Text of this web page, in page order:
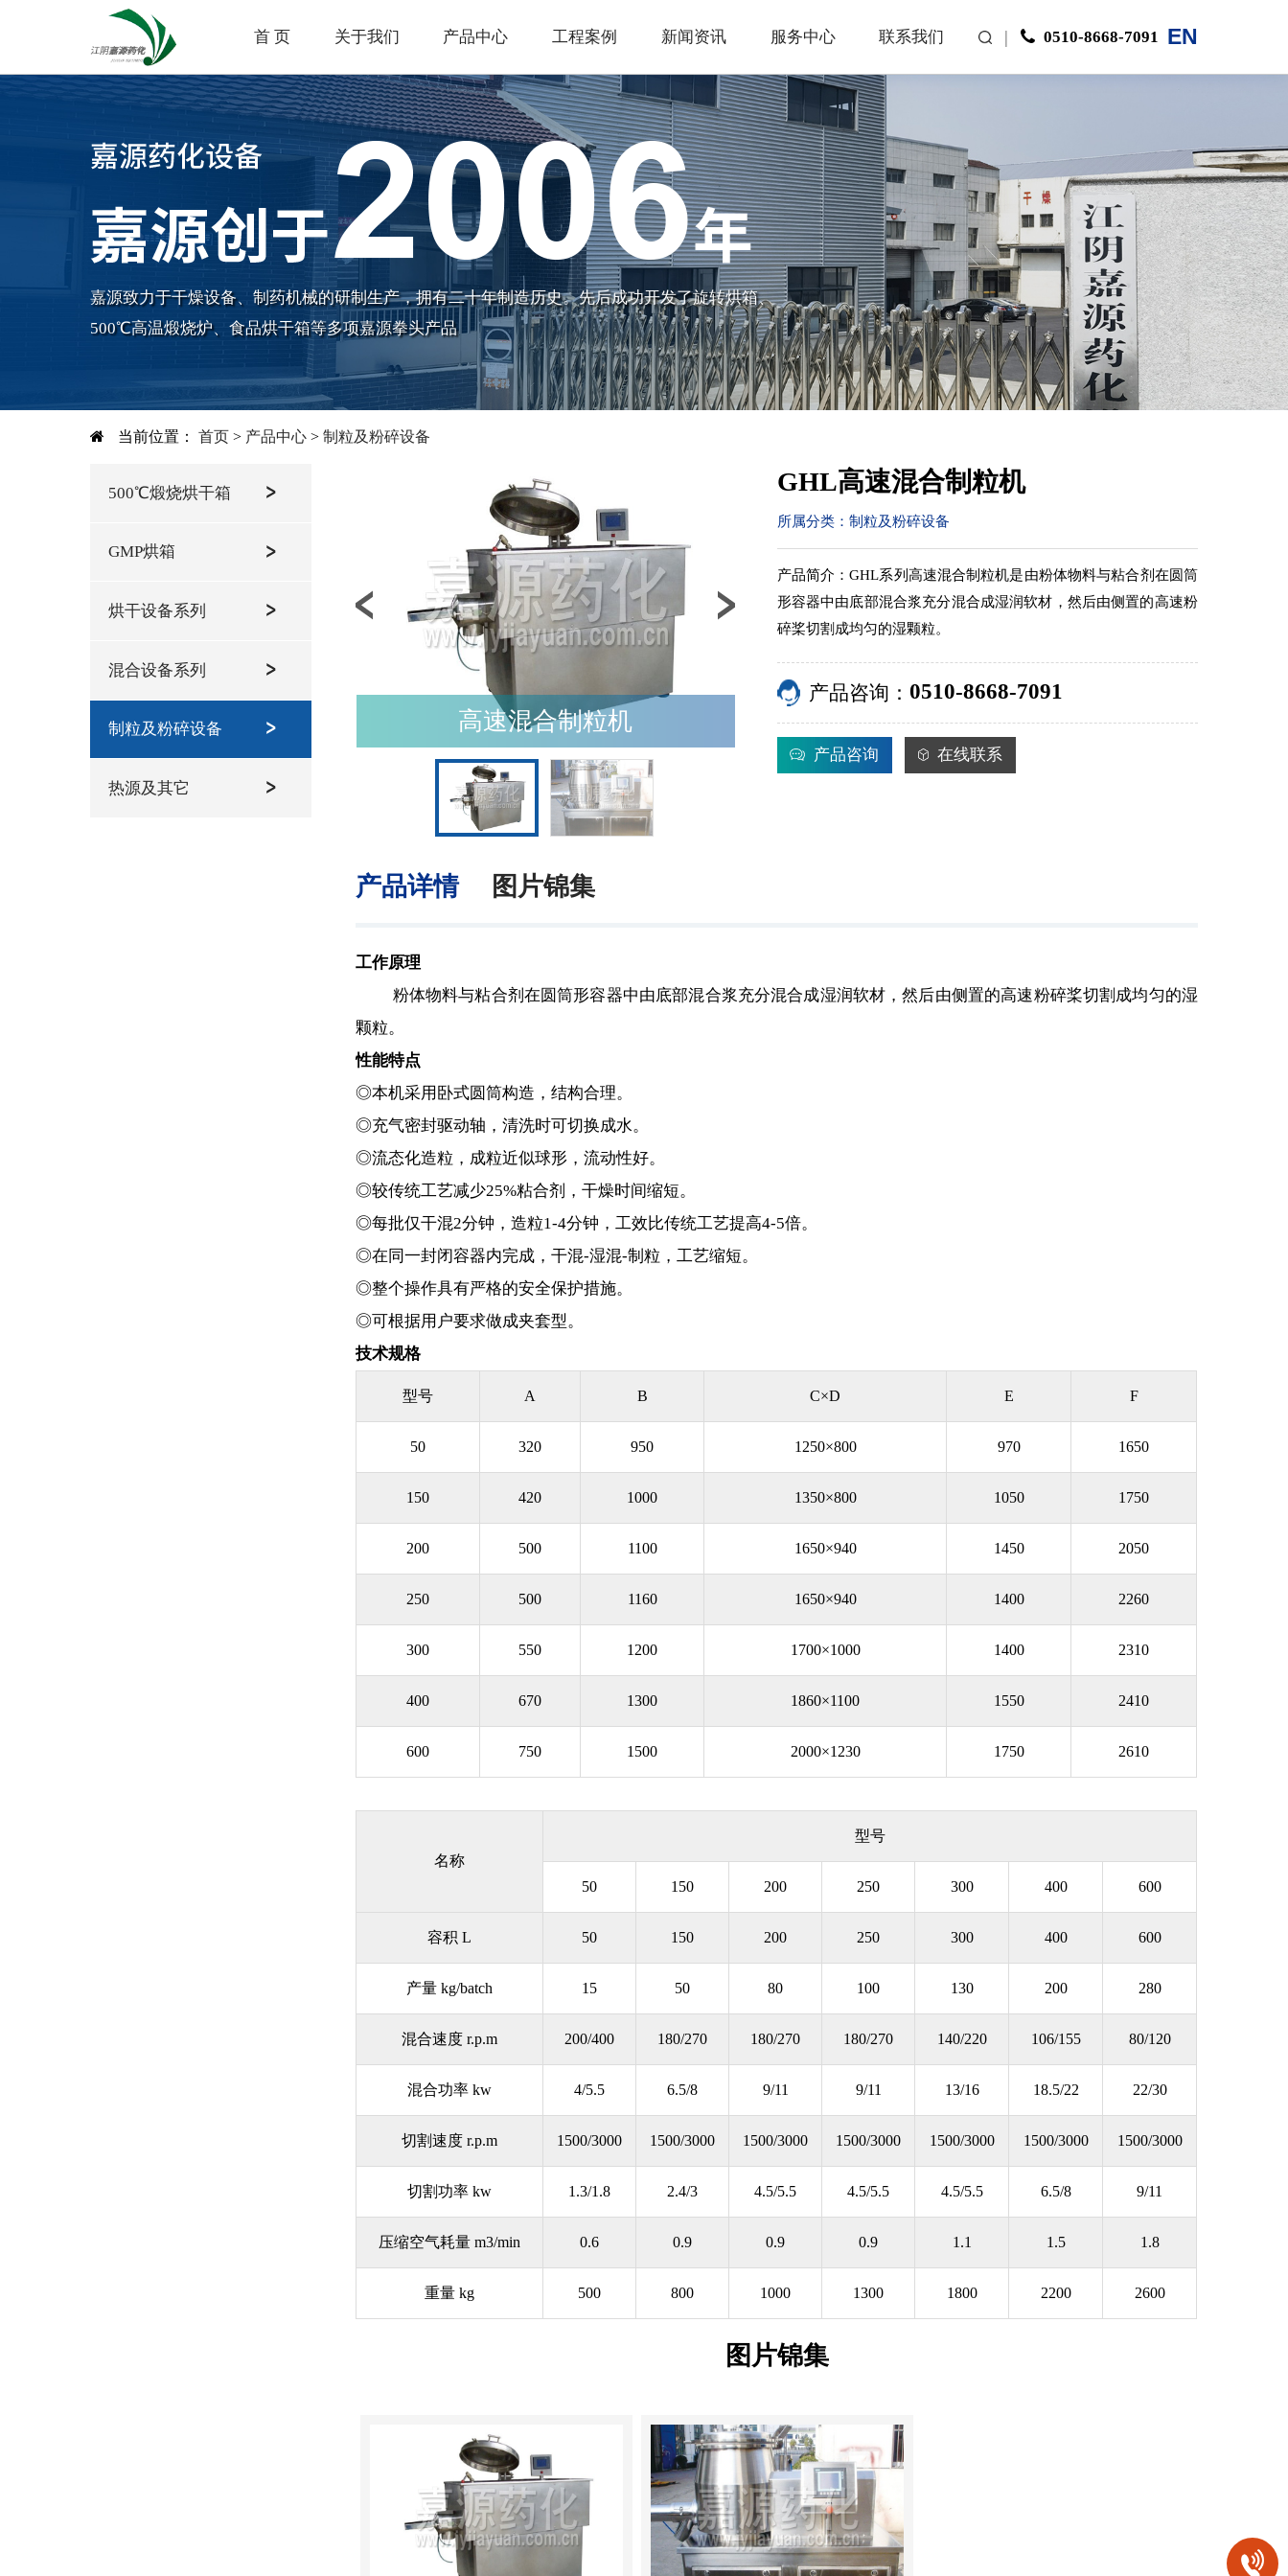
EN
0510-8668-7091
|
首 页 关于我们 产品中心 工程案例 新闻资讯 服务中心 联系我们
嘉源致力于干燥设备、制药机械的研制生产，拥有二十年制造历史。先后成功开发了旋转烘箱、
500℃高温煅烧炉、食品烘干箱等多项嘉源拳头产品
当前位置： 首页 > 产品中心> 制粒及粉碎设备
500℃煅烧烘干箱
GMP烘箱
烘干设备系列
混合设备系列
制粒及粉碎设备
热源及其它
GHL高速混合制粒机
所属分类： 制粒及粉碎设备
产品简介：GHL系列高速混合制粒机是由粉体物料与粘合剂在圆筒
形容器中由底部混合浆充分混合成湿润软材，然后由侧置的高速粉
碎桨切割成均匀的湿颗粒。
产品咨询： 0510-8668-7091
产品咨询 在线联系
高速混合制粒机
产品详情 图片锦集
工作原理
粉体物料与粘合剂在圆筒形容器中由底部混合浆充分混合成湿润软材，然后由侧置的高速粉碎桨切割成均匀的湿
颗粒。
性能特点
◎本机采用卧式圆筒构造，结构合理。
◎充气密封驱动轴，清洗时可切换成水。
◎流态化造粒，成粒近似球形，流动性好。
◎较传统工艺减少25%粘合剂，干燥时间缩短。
◎每批仅干混2分钟，造粒1-4分钟，工效比传统工艺提高4-5倍。
◎在同一封闭容器内完成，干混-湿混-制粒，工艺缩短。
◎整个操作具有严格的安全保护措施。
◎可根据用户要求做成夹套型。
技术规格
型号 A B C×D E F
50 320 950 1250×800 970 1650
150 420 1000 1350×800 1050 1750
200 500 1100 1650×940 1450 2050
250 500 1160 1650×940 1400 2260
300 550 1200 1700×1000 1400 2310
400 670 1300 1860×1100 1550 2410
600 750 1500 2000×1230 1750 2610
名称
型号
50 150 200 250 300 400 600
容积 L 50 150 200 250 300 400 600
产量 kg/batch 15 50 80 100 130 200 280
混合速度 r.p.m 200/400 180/270 180/270 180/270 140/220 106/155 80/120
混合功率 kw 4/5.5 6.5/8 9/11 9/11 13/16 18.5/22 22/30
切割速度 r.p.m 1500/3000 1500/3000 1500/3000 1500/3000 1500/3000 1500/3000 1500/3000
切割功率 kw 1.3/1.8 2.4/3 4.5/5.5 4.5/5.5 4.5/5.5 6.5/8 9/11
压缩空气耗量 m3/min 0.6 0.9 0.9 0.9 1.1 1.5 1.8
重量 kg 500 800 1000 1300 1800 2200 2600
图片锦集